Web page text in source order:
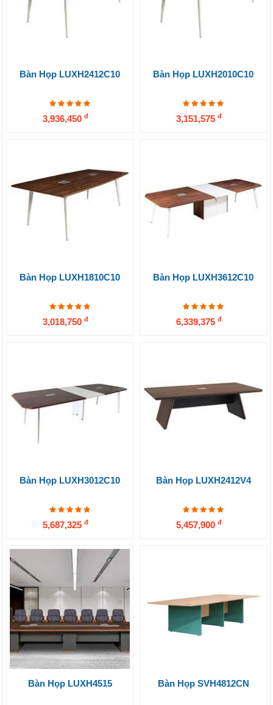
Bàn Họp LUXH2412C10
3,936,450 đ
Bàn Họp LUXH2010C10
3,151,575 đ
Bàn Họp LUXH1810C10
3,018,750 đ
Bàn Họp LUXH3612C10
6,339,375 đ
Bàn Họp LUXH3012C10
5,687,325 đ
Bàn Họp LUXH2412V4
5,457,900 đ
Bàn Họp LUXH4515 Bàn Họp SVH4812CN